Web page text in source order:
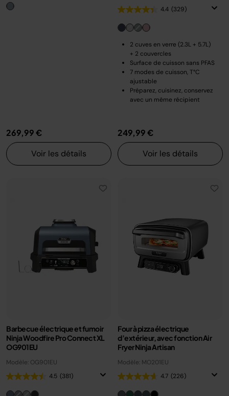
269,99 €
Voir les détails
4.4 (329)
2 cuves en verre (2.3L + 5.7L)
+ 2 couvercles
Surface de cuisson sans PFAS
7 modes de cuisson, T°C
ajustable
Préparez, cuisinez, conservez
avec un même récipient
249,99 €
Voir les détails
Barbecue électrique et fumoir
Ninja Woodfire Pro Connect XL
OG901EU
Modèle: OG901EU
4.5 (381)
Four à pizza électrique
d’extérieur, avec fonction Air
Fryer Ninja Artisan
Modèle: MO201EU
4.7 (226)